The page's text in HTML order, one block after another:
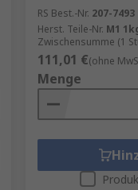
RS Best.-Nr. 207-7493
Herst. Teile-Nr. M1
Zwischensumme (1
111,01 €(ohne
Menge